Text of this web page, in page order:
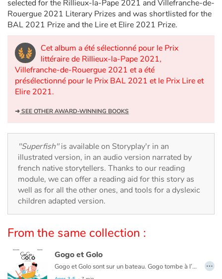
Around the world
Arts, space, activities
Documentaries
With the family
Daily life and hobbies
At school
Festivals and events
Love and friendship
Social issues
Emotions and feelings
selected for the Rillieux-la-Pape 2021 and Villefranche-de-
Rouergue 2021 Literary Prizes and was shortlisted for the
BAL 2021 Prize and the Lire et Elire 2021 Prize.
Cet album a été sélectionné pour le Prix
littéraire de Rillieux-la-Pape 2021,
Villefranche-de-Rouergue 2021 et a été
présélectionné pour le Prix BAL 2021 et le Prix Lire et
Elire 2021.
➜SEE OTHER AWARD-WINNING BOOKS
"Superfish"is available on Storyplay'r in an
illustrated version, in an audio version narrated by
french native storytellers. Thanks to our reading
module, we can offer a reading aid for this story as
well as for all the other ones, and tools for a dyslexic
children adapted version.
From the same collection :
Gogo et Golo
Gogo et Golo sont sur un bateau. Gogo tombe à l’eau. Qui reste ? Golo seul sur le bateau cherche Gogo dans les flots, quand surgit un cachalot. Une fantaisie littéraire pleine d’humour et de couleurs. Soyez attentifs, ne perdez pas de vue les personnages ! …